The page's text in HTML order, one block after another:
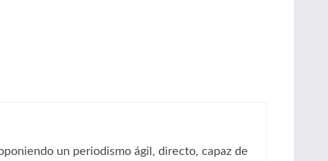
un periodismo ágil, directo, capaz de